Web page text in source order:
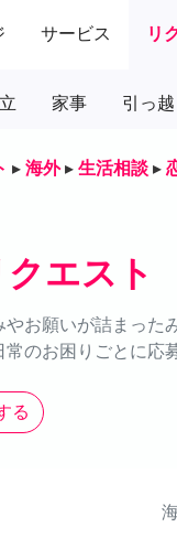
サービス リ
家事 引っ越
▸ 海外 ▸ 生活相談 ▸
エスト
やお願いが詰まった
のお困りごとに応
る